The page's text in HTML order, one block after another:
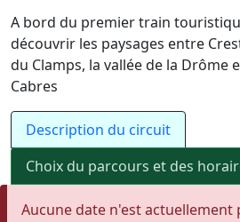
A bord du premier train
découvrir les paysages entre
du Clamps, la vallée de la Drôme
Cabres
Description du circuit
Choix du parcours et des
Aucune date n'est actuellement